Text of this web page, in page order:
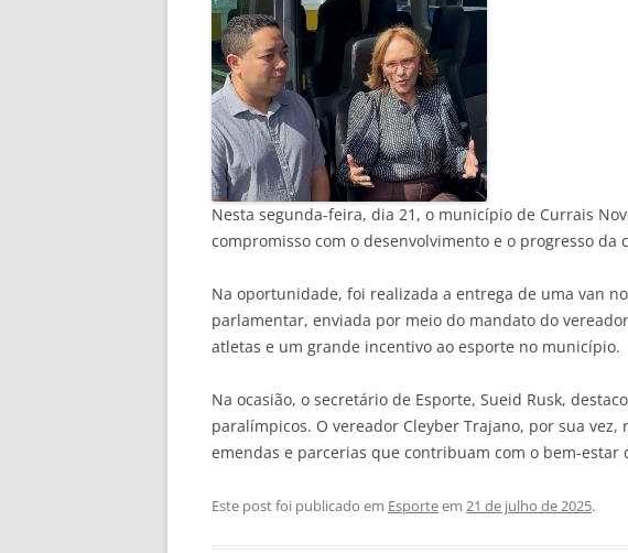
Nesta segunda-feira, dia 21, o município de Currais
compromisso com o desenvolvimento e o progresso da
Na oportunidade, foi realizada a entrega de uma van
parlamentar, enviada por meio do mandato do
atletas e um grande incentivo ao esporte no município.
Na ocasião, o secretário de Esporte, Sueid Rusk,
paralímpicos. O vereador Cleyber Trajano, por sua
emendas e parcerias que contribuam com o bem-estar
Este post foi publicado em Esporteem 21 de julho de 2025.